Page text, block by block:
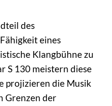
des
eines
Klangbühne zu
S 130 meistern diese
projizieren die Musik
Grenzen der